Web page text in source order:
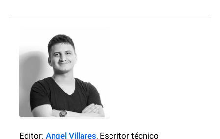
Editor: Angel Villares, Escritor técnico